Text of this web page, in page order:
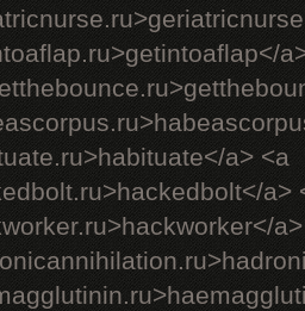
a> <a
a>